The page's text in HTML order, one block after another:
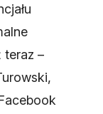
teraz –